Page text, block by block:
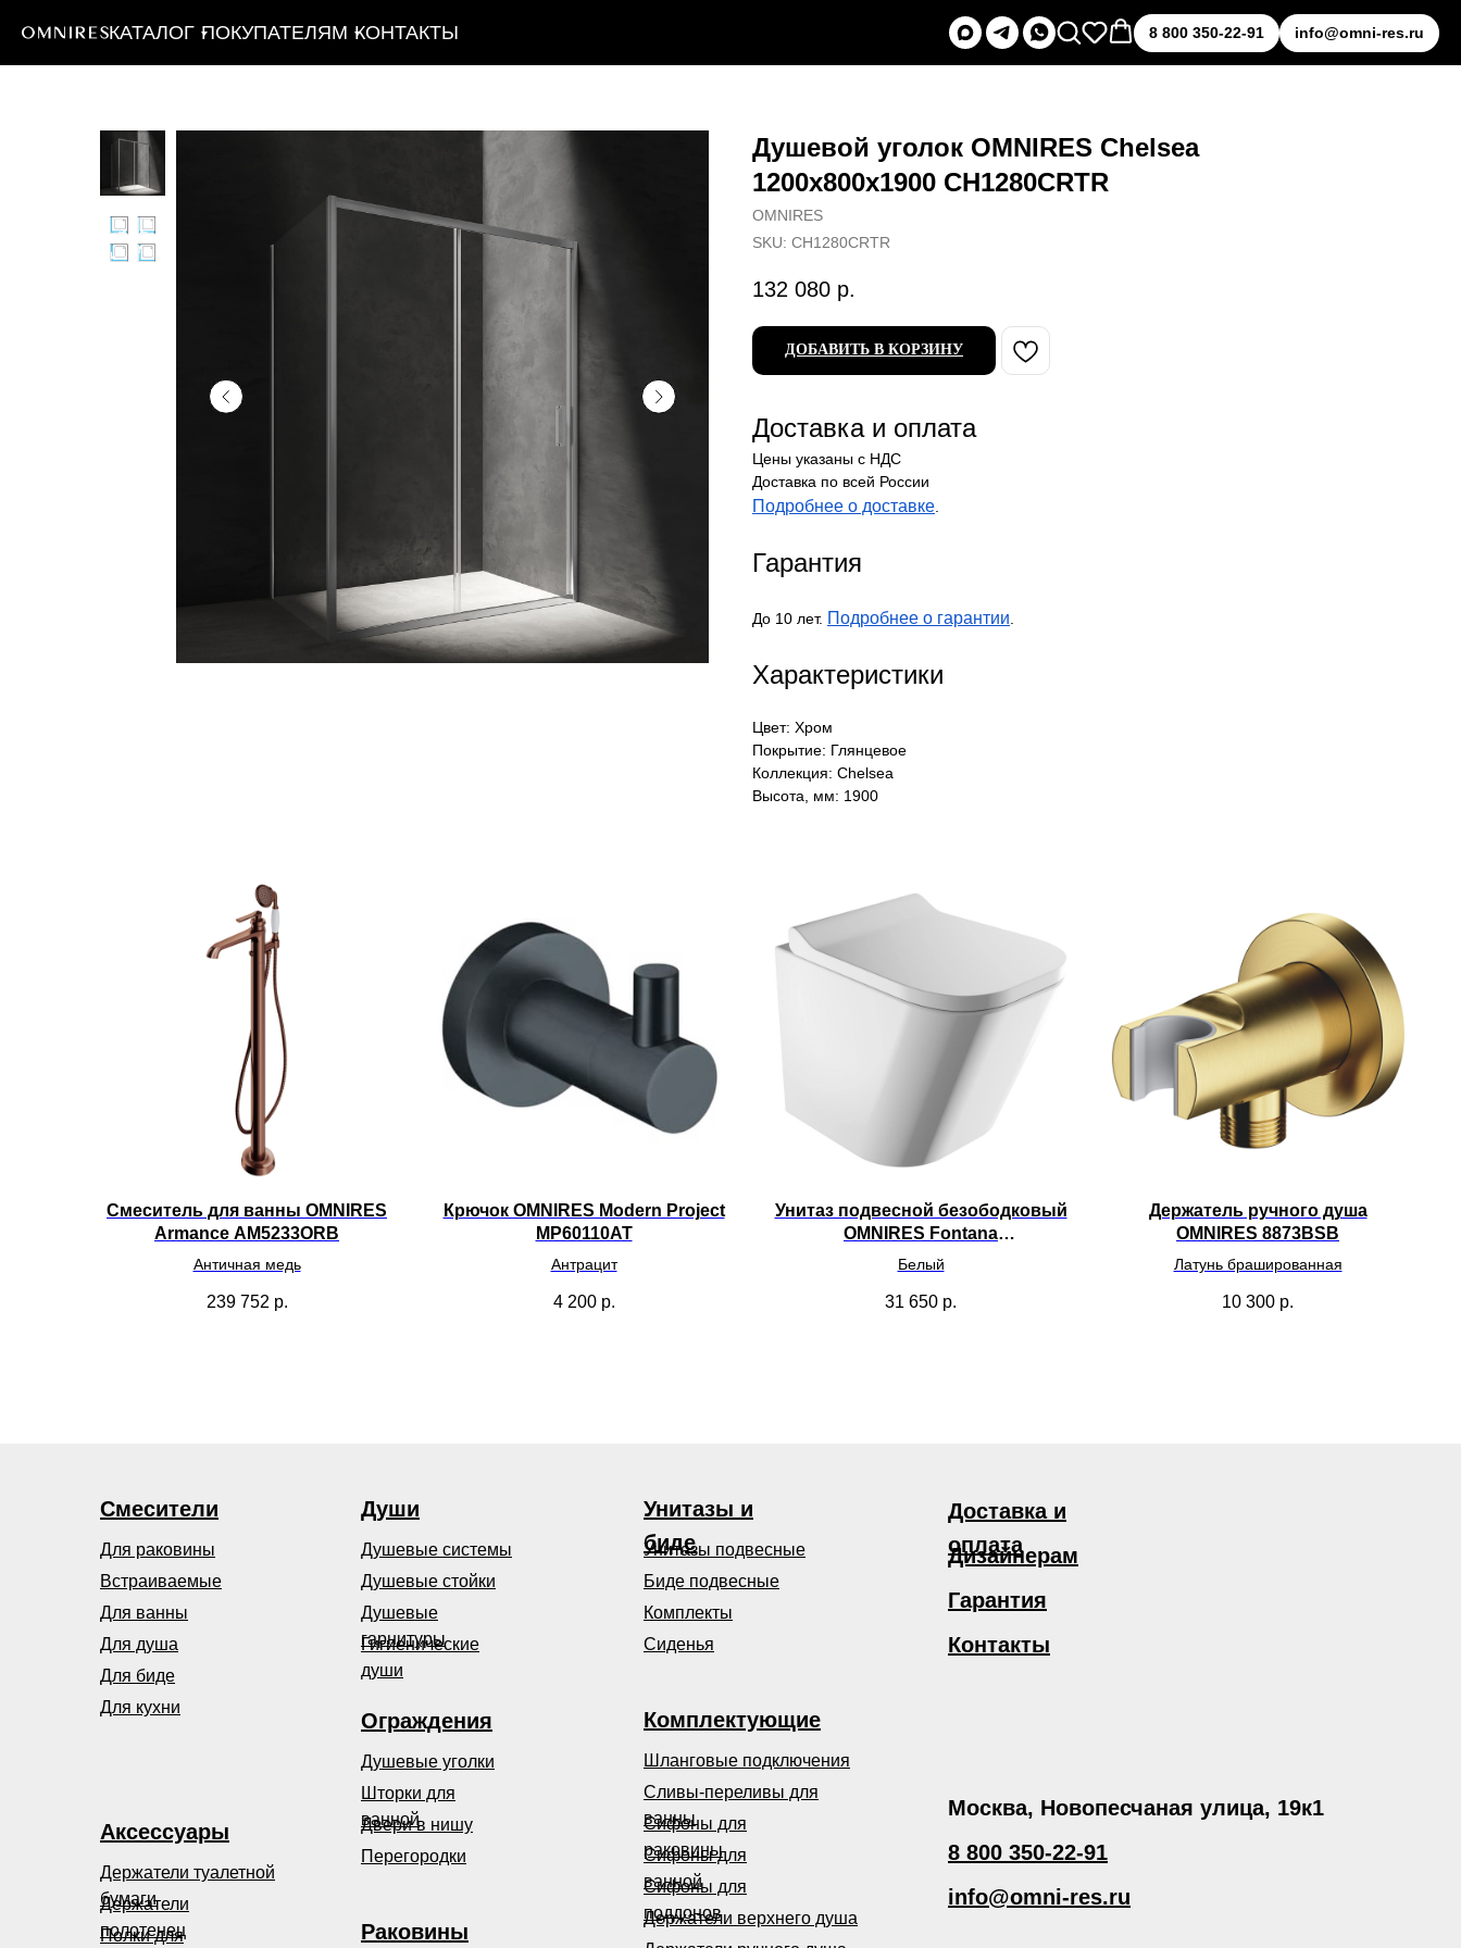
КАТАЛОГ ПОКУПАТЕЛЯМ КОНТАКТЫ 8 800 350-22-91 info@omni-res.ru
Душевой уголок OMNIRES Chelsea
1200х800x1900 CH1280CRTR
OMNIRES
SKU: CH1280CRTR
132 080 р.
ДОБАВИТЬ В КОРЗИНУ
Доставка и оплата
Цены указаны с НДС
Доставка по всей России
Подробнее о доставке.
Гарантия
До 10 лет. Подробнее о гарантии.
Характеристики
Цвет: Хром
Покрытие: Глянцевое
Коллекция: Chelsea
Высота, мм: 1900
Смеситель для ванны OMNIRES
Armance AM5233ORB
Античная медь
239 752 р.
Крючок OMNIRES Modern Project
MP60110AT
Антрацит
4 200 р.
Унитаз подвесной безободковый
OMNIRES Fontana
FONTANAMWBP
Белый
31 650 р.
Держатель ручного душа
OMNIRES 8873BSB
Латунь брашированная
10 300 р.
Смесители Души
Душевые
гарнитуры
Душевые системы
Гигиенические
души
Держатели
полотенец
Держатели туалетной
бумаги
Полки для
Сифоны для
поддонов
Держатели верхнего душа
Сливы-переливы для
ванны
Сифоны для
ванной
Шланговые подключения
Сифоны для
раковины
Унитазы и
биде
Унитазы подвесные
Биде подвесные
Комплекты
Раковины
Встраиваемые
Для биде
Для ванны
Для душа
Для раковины
Для кухни
Ограждения
Душевые уголки
Шторки для
ванной
Двери в нишу
Перегородки
Аксессуары
Комплектующие
Дизайнерам
Доставка и
оплата
Москва, Новопесчаная улица, 19к1
8 800 350-22-91
info@omni-res.ru
Гарантия
Контакты
Душевые стойки
Сиденья